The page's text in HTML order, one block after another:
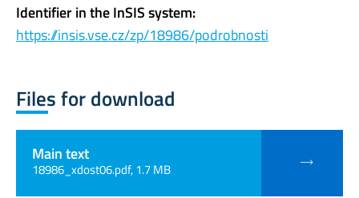
Identifier in the InSIS system:
https://insis.vse.cz/zp/18986/podrobnosti
Files for download
Main text
18986_xdost06.pdf, 1.7 MB